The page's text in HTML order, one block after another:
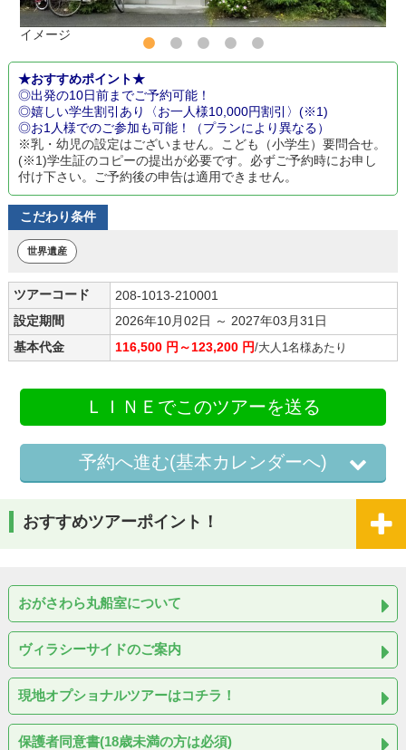
イメージ
★おすすめポイント★
◎出発の10日前までご予約可能！
◎嬉しい学生割引あり〈お一人様10,000円割引〉(※1)
◎お1人様でのご参加も可能！（プランにより異なる）
※乳・幼児の設定はございません。こども（小学生）要問合せ。
(※1)学生証のコピーの提出が必要です。必ずご予約時にお申し
付け下さい。ご予約後の申告は適用できません。
こだわり条件
世界遺産
ツアーコード
208-1013-210001
設定期間
2026年10月02日 ～ 2027年03月31日
基本代金
116,500 円～123,200 円/大人1名様あたり
ＬＩＮＥでこのツアーを送る
予約へ進む(基本カレンダーへ)
おすすめツアーポイント！
おがさわら丸船室について
ヴィラシーサイドのご案内
現地オプショナルツアーはコチラ！
保護者同意書(18歳未満の方は必須)